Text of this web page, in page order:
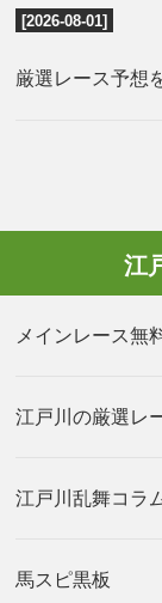
[2026-08-01]
厳選レース予想
江
メインレース無
江戸川の厳選レ
江戸川乱舞コラ
馬スピ黒板